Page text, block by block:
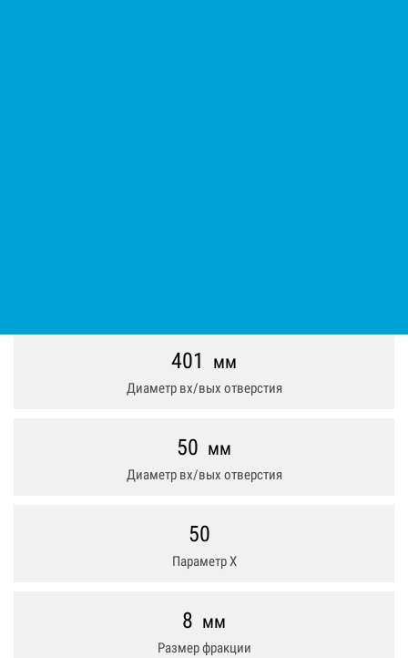
401 мм
Диаметр вх/вых отверстия
50 мм
Диаметр вх/вых отверстия
50
Параметр Х
8 мм
Размер фракции